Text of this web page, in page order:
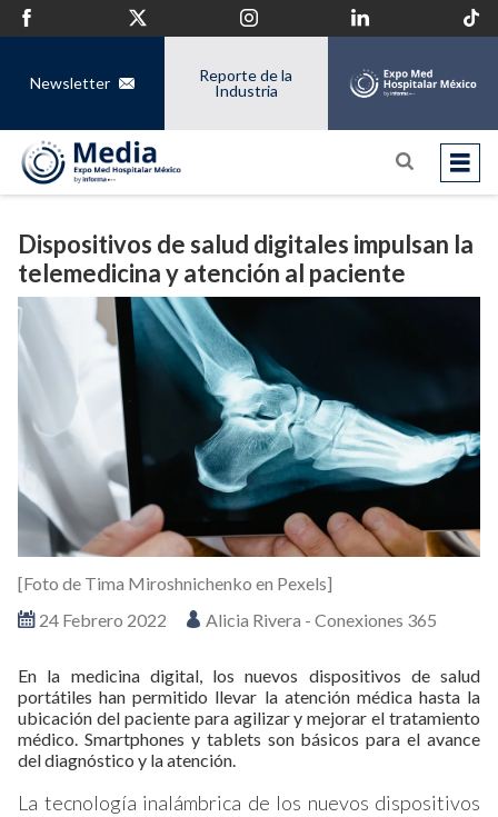
Newsletter
Reporte de la
Industria
Dispositivos de salud digitales impulsan la
telemedicina y atención al paciente
24 Febrero 2022 Alicia Rivera - Conexiones 365
[Foto de Tima Miroshnichenko en Pexels]
En la medicina digital, los nuevos dispositivos de salud
portátiles han permitido llevar la atención médica hasta la
ubicación del paciente para agilizar y mejorar el tratamiento
médico. Smartphones y tablets son básicos para el avance
del diagnóstico y la atención.
La tecnología inalámbrica de los nuevos dispositivos